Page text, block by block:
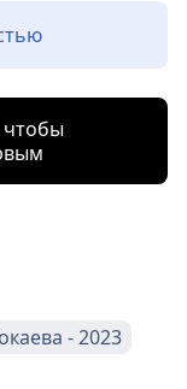
чтобы
- 2023